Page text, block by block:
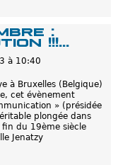
:
!!!...
à 10:40
à Bruxelles (Belgique)
cet évènement
» (présidée
plongée dans
fin du 19ème siècle
Jenatzy